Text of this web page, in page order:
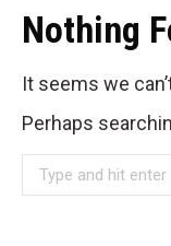
Nothing
It seems we
Perhaps
Search: